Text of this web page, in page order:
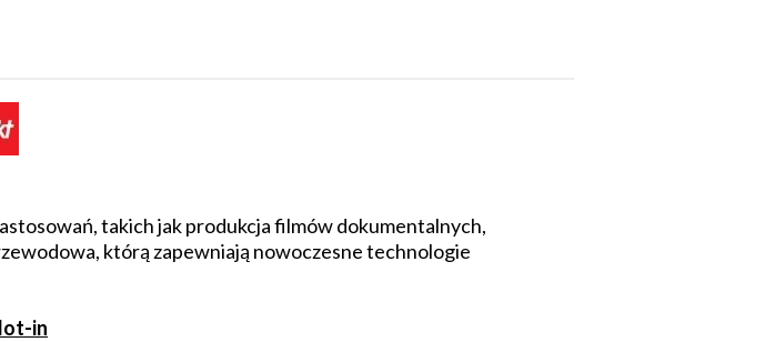
takich jak produkcja filmów dokumentalnych,
którą zapewniają nowoczesne technologie
in